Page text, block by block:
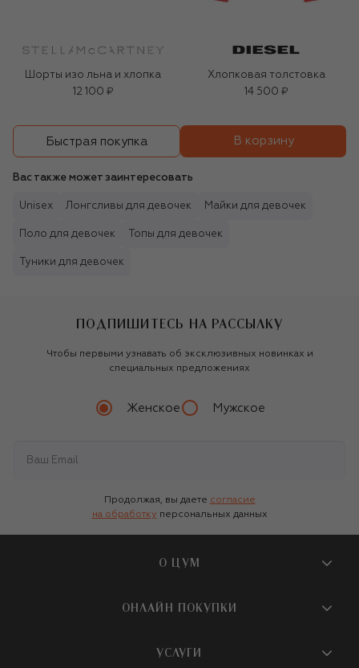
Шорты изо льна и хлопка
12 100 ₽
Хлопковая толстовка
14 500 ₽
Быстрая покупка В корзину
Вас также может заинтересовать
Unisex Лонгсливы для девочек Майки для девочек
Поло для девочек Топы для девочек
Туники для девочек
ПОДПИШИТЕСЬ НА РАССЫЛКУ
Чтобы первыми узнавать об эксклюзивных новинках и
специальных предложениях
Женское Мужское
Продолжая, вы даете согласие
на обработку персональных данных
О ЦУМ
О магазине
Бутики и ПВЗ ЦУМ
ОНЛАЙН ПОКУПКИ
УСЛУГИ